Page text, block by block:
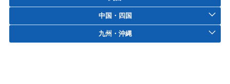
中国・四国
九州・沖縄